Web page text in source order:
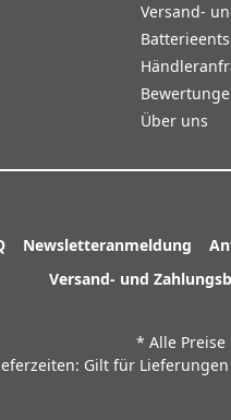
Versand-
Über uns
Newsletteranmeldung
Versand- und
* Alle
Gilt für